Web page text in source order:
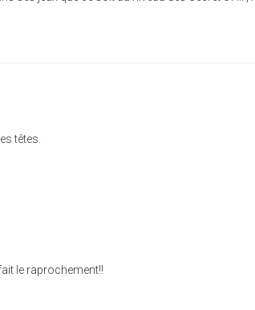
têtes.
le raprochement!!